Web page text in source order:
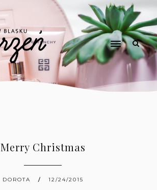
Merry Christmas
DOROTA 12/24/2015